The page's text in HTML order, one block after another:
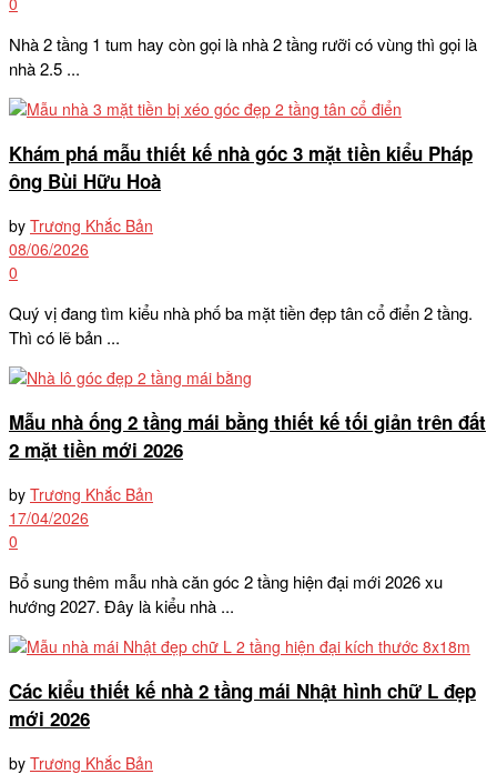
Nhà 2 tầng 1 tum hay còn gọi là nhà 2 tầng rưỡi có vùng thì gọi là
nhà 2.5 ...
Khám phá mẫu thiết kế nhà góc 3 mặt tiền kiểu Pháp
ông Bùi Hữu Hoà
by Trương Khắc Bản
08/06/2026
0
Quý vị đang tìm kiểu nhà phố ba mặt tiền đẹp tân cổ điển 2 tầng.
Thì có lẽ bản ...
Mẫu nhà ống 2 tầng mái bằng thiết kế tối giản trên đất
2 mặt tiền mới 2026
by Trương Khắc Bản
17/04/2026
0
Bổ sung thêm mẫu nhà căn góc 2 tầng hiện đại mới 2026 xu
hướng 2027. Đây là kiểu nhà ...
Các kiểu thiết kế nhà 2 tầng mái Nhật hình chữ L đẹp
mới 2026
by Trương Khắc Bản